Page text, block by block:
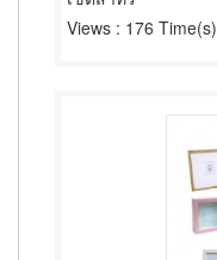
Views : 176 Time(s)